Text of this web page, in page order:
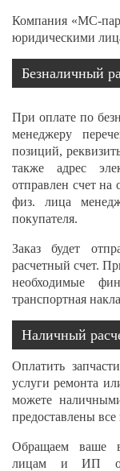
Компания «МС-
юридическими
Безналичный
При оплате по
менеджеру
позиций,
также адрес
отправлен счет на
физ. лица
покупателя.
Заказ будет
расчетный счет.
необходимые
транспортная
Наличный
Оплатить
услуги ремонта
можете
предоставлены
Обращаем ваше
лицам и ИП